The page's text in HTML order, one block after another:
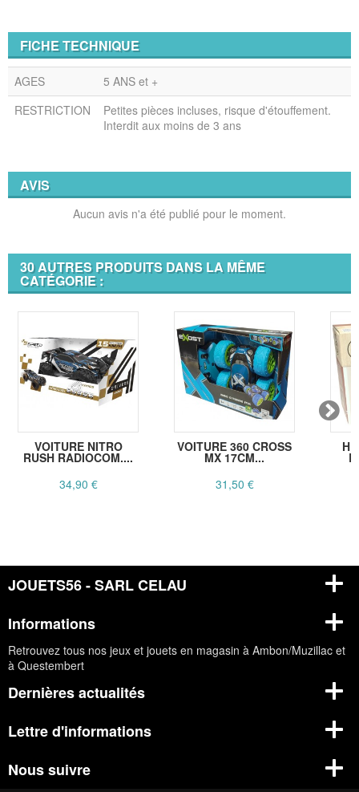
FICHE TECHNIQUE
AGES
5 ANS et +
RESTRICTION
Petites pièces incluses, risque d'étouffement.
Interdit aux moins de 3 ans
AVIS
Aucun avis n'a été publié pour le moment.
30 AUTRES PRODUITS DANS LA MÊME
CATÉGORIE :
VOITURE NITRO
RUSH RADIOCOM....
34,90 €
VOITURE 360 CROSS
MX 17CM...
31,50 €
JOUETS56 - SARL CELAU
Informations
Retrouvez tous nos jeux et jouets en magasin à Ambon/Muzillac et
à Questembert
Dernières actualités
Lettre d'informations
Nous suivre